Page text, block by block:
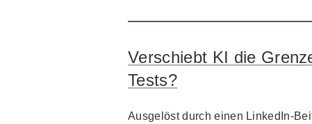
Verschiebt KI die
Tests?
Ausgelöst durch einen LinkedIn-